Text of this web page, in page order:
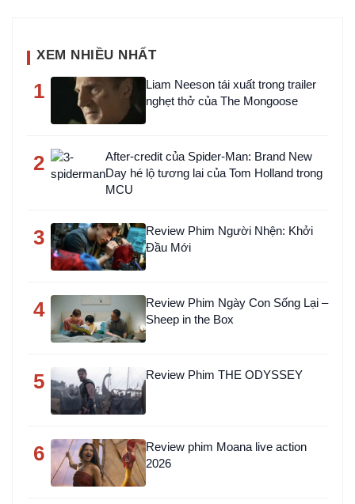
XEM NHIỀU NHẤT
1
Liam Neeson tái xuất trong trailer
nghẹt thở của The Mongoose
2
After-credit của Spider-Man: Brand New
Day hé lộ tương lai của Tom Holland trong
MCU
3
Review Phim Người Nhện: Khởi
Đầu Mới
4
Review Phim Ngày Con Sống Lại –
Sheep in the Box
5 Review Phim THE ODYSSEY
6
Review phim Moana live action
2026